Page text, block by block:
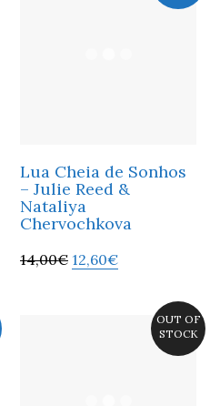
Lua Cheia de Sonhos
– Julie Reed &
Nataliya
Chervochkova
14,00€ 12,60€
OUT OF
STOCK